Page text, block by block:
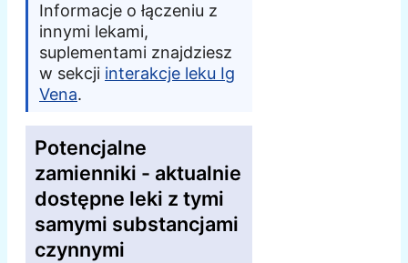
Informacje o łączeniu z
innymi lekami,
suplementami znajdziesz
w sekcji interakcje leku Ig
Vena.
Potencjalne
zamienniki - aktualnie
dostępne leki z tymi
samymi substancjami
czynnymi